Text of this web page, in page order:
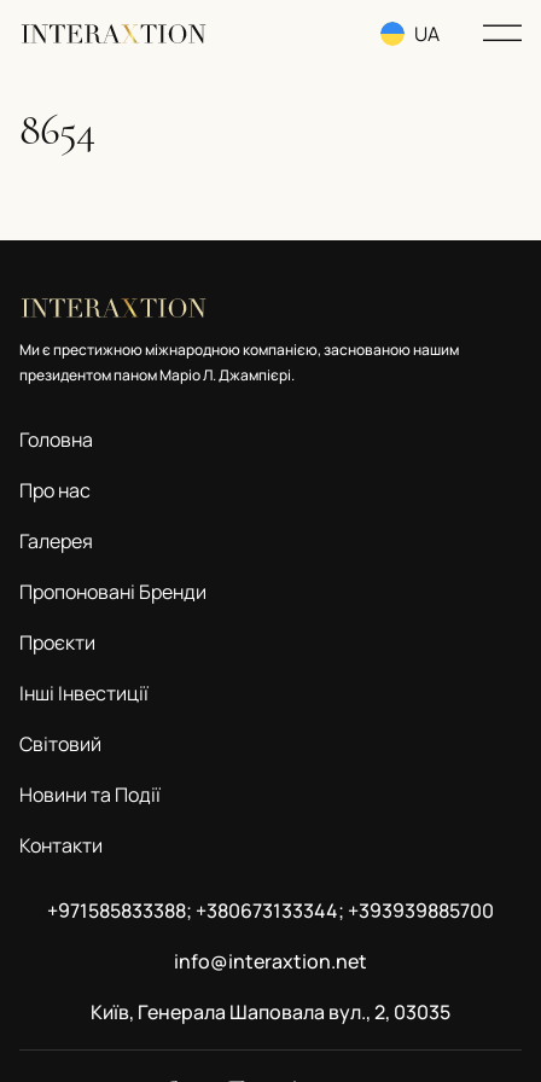
UA
8654
Ми є престижною міжнародною компанією, заснованою нашим
президентом паном Маріо Л. Джампієрі.
Головна
Про нас
Галерея
Пропоновані Бренди
Проєкти
Інші Інвестиції
Світовий
Новини та Події
Контакти
+971585833388; +380673133344; +393939885700
info@interaxtion.net
Київ, Генерала Шаповала вул., 2, 03035